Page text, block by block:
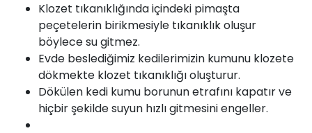
Klozet tıkanıklığında içindeki pimaşta
peçetelerin birikmesiyle tıkanıklık oluşur
böylece su gitmez.
Evde beslediğimiz kedilerimizin kumunu klozete
dökmekte klozet tıkanıklığı oluşturur.
Dökülen kedi kumu borunun etrafını kapatır ve
hiçbir şekilde suyun hızlı gitmesini engeller.